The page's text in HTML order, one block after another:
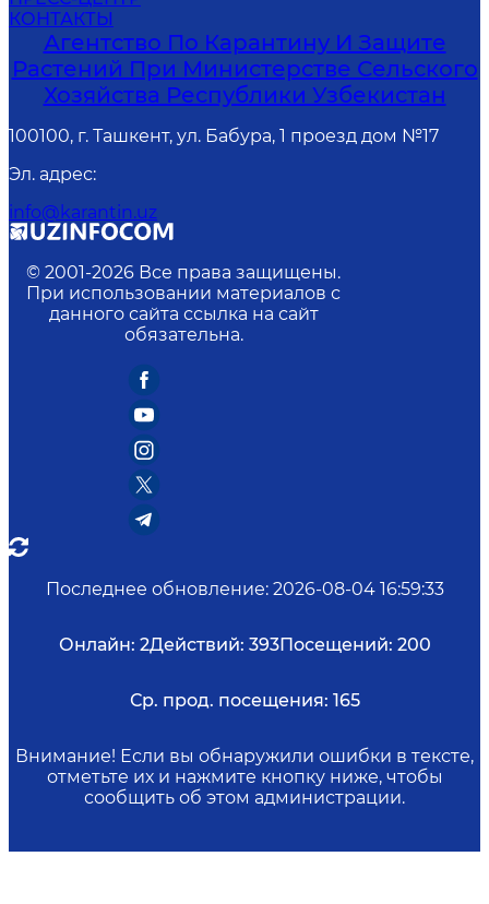
КОНТАКТЫ
Агентство По Карантину И Защите
Растений При Министерстве Сельского
Хозяйства Республики Узбекистан
100100, г. Ташкент, ул. Бабура, 1 проезд дом №17
Эл. адрес:
info@karantin.uz
© 2001-2026 Все права защищены.
При использовании материалов с
данного сайта ссылка на сайт
обязательна.
Последнее обновление: 2026-08-04 16:59:33
Онлайн: 2Действий: 393Посещений: 200
Ср. прод. посещения: 165
Внимание! Если вы обнаружили ошибки в тексте,
отметьте их и нажмите кнопку ниже, чтобы
сообщить об этом администрации.